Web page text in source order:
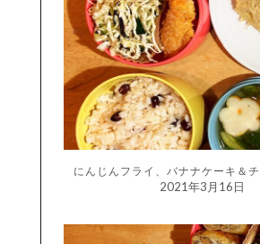
にんじんフライ、バナナケーキ＆
2021年3月16日